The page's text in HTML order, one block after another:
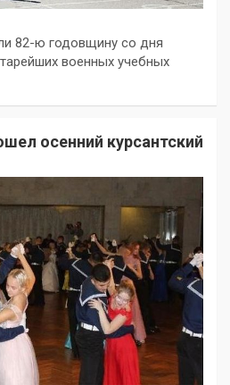
82-ю годовщину со дня
военных учебных
осенний курсантский